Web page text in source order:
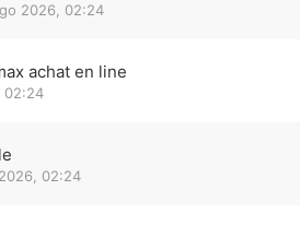
2026, 02:24
achat en line
02:24
02:24